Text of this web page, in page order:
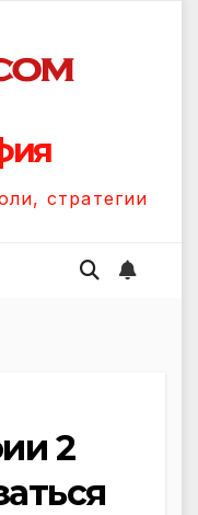
стратегии
2